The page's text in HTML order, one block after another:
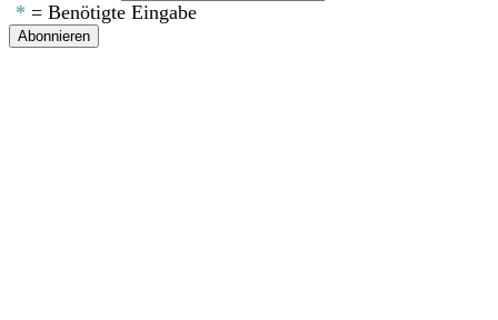
* = Benötigte Eingabe